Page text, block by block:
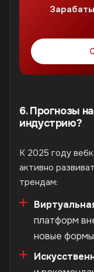
6. Прогнозы
индустрию?
К 2025 году
активно
трендам:
платформ
новые